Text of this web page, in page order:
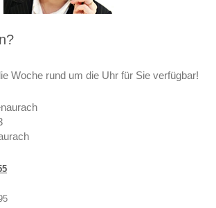
Woche rund um die Uhr für Sie verfügbar!